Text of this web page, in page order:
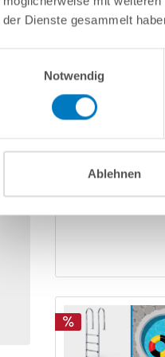
der Dienste gesammelt
Notwendig
Ablehnen